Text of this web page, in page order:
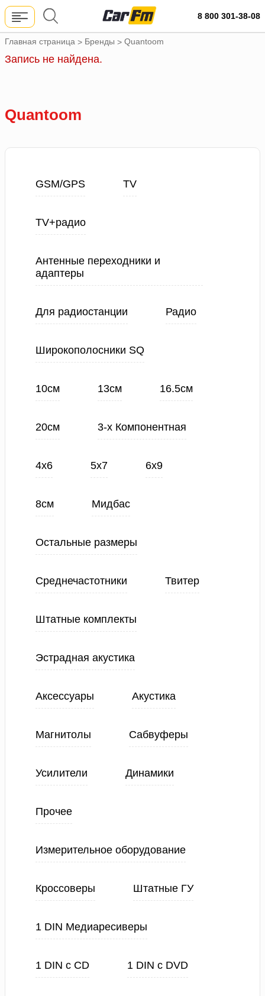
8 800 301-38-08
Главная страница > Бренды > Quantoom
Запись не найдена.
Quantoom
GSM/GPS TV
TV+радио
Антенные переходники и
адаптеры
Для радиостанции Радио
Широкополосники SQ
10см 13см 16.5см
20см 3-х Компонентная
4х6 5х7 6х9
8см Мидбас
Остальные размеры
Среднечастотники Твитер
Штатные комплекты
Эстрадная акустика
Аксессуары Акустика
Магнитолы Сабвуферы
Усилители Динамики
Прочее
Измерительное оборудование
Кроссоверы Штатные ГУ
1 DIN Медиаресиверы
1 DIN с CD 1 DIN с DVD